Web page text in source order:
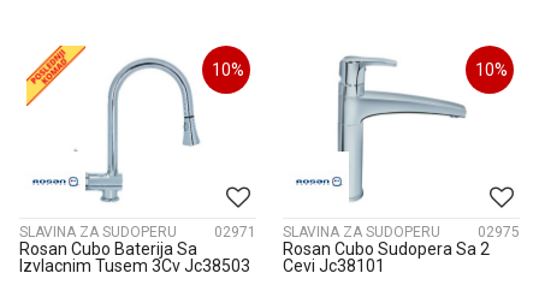
10%
SLAVINA ZA SUDOPERU 02971
Rosan Cubo Baterija Sa
Izvlacnim Tusem 3Cv Jc38503
10%
SLAVINA ZA SUDOPERU 02975
Rosan Cubo Sudopera Sa 2
Cevi Jc38101